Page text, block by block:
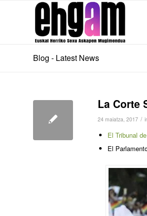
Blog - Latest News
La Corte
24 maiatza, 2017 /
El Tribunal
El